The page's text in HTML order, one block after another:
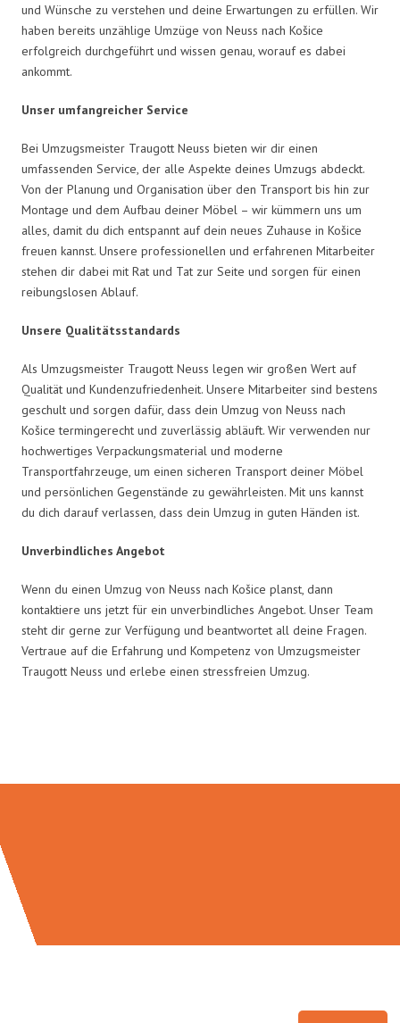
und Wünsche zu verstehen und deine Erwartungen zu erfüllen. Wir
haben bereits unzählige Umzüge von Neuss nach Košice
erfolgreich durchgeführt und wissen genau, worauf es dabei
ankommt.
Unser umfangreicher Service
Bei Umzugsmeister Traugott Neuss bieten wir dir einen
umfassenden Service, der alle Aspekte deines Umzugs abdeckt.
Von der Planung und Organisation über den Transport bis hin zur
Montage und dem Aufbau deiner Möbel – wir kümmern uns um
alles, damit du dich entspannt auf dein neues Zuhause in Košice
freuen kannst. Unsere professionellen und erfahrenen Mitarbeiter
stehen dir dabei mit Rat und Tat zur Seite und sorgen für einen
reibungslosen Ablauf.
Unsere Qualitätsstandards
Als Umzugsmeister Traugott Neuss legen wir großen Wert auf
Qualität und Kundenzufriedenheit. Unsere Mitarbeiter sind bestens
geschult und sorgen dafür, dass dein Umzug von Neuss nach
Košice termingerecht und zuverlässig abläuft. Wir verwenden nur
hochwertiges Verpackungsmaterial und moderne
Transportfahrzeuge, um einen sicheren Transport deiner Möbel
und persönlichen Gegenstände zu gewährleisten. Mit uns kannst
du dich darauf verlassen, dass dein Umzug in guten Händen ist.
Unverbindliches Angebot
Wenn du einen Umzug von Neuss nach Košice planst, dann
kontaktiere uns jetzt für ein unverbindliches Angebot. Unser Team
steht dir gerne zur Verfügung und beantwortet all deine Fragen.
Vertraue auf die Erfahrung und Kompetenz von Umzugsmeister
Traugott Neuss und erlebe einen stressfreien Umzug.